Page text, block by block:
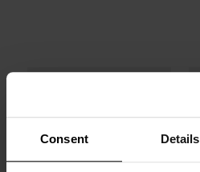
Consent Details